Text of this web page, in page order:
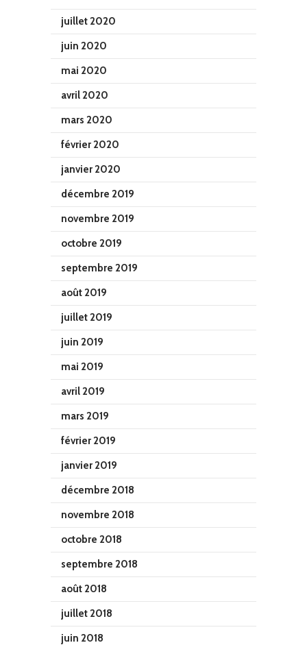
juillet 2020
juin 2020
mai 2020
avril 2020
mars 2020
février 2020
janvier 2020
décembre 2019
novembre 2019
octobre 2019
septembre 2019
août 2019
juillet 2019
juin 2019
mai 2019
avril 2019
mars 2019
février 2019
janvier 2019
décembre 2018
novembre 2018
octobre 2018
septembre 2018
août 2018
juillet 2018
juin 2018